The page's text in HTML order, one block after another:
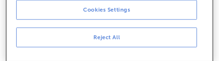
Si, xa que por lei é necesario que teñamos os teus
documentos actualizados. Se tes a app ou utilizas a
banca electrónica, recibirás un aviso para subir unha
foto do teu novo DNI.
Reject All
Cookies Settings